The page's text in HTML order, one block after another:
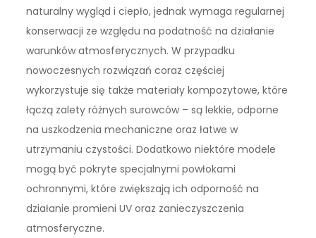
naturalny wygląd i ciepło, jednak wymaga regularnej
konserwacji ze względu na podatność na działanie
warunków atmosferycznych. W przypadku
nowoczesnych rozwiązań coraz częściej
wykorzystuje się także materiały kompozytowe, które
łączą zalety różnych surowców – są lekkie, odporne
na uszkodzenia mechaniczne oraz łatwe w
utrzymaniu czystości. Dodatkowo niektóre modele
mogą być pokryte specjalnymi powłokami
ochronnymi, które zwiększają ich odporność na
działanie promieni UV oraz zanieczyszczenia
atmosferyczne.